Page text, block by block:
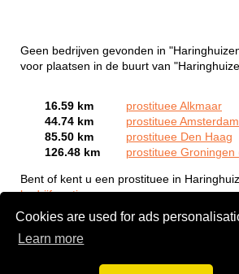
Cookies are used for ads
Learn more
Geen bedrijven gevonden in
voor plaatsen in de buurt van
16.59 km
prostituee Alkmaar
44.74 km
prostituee Amsterdam
85.50 km
prostituee Den Haag
126.48 km
prostituee Groningen
Bent of kent u een prostituee in
bedrijf gratis aan